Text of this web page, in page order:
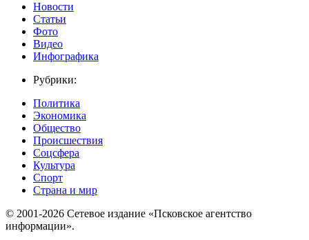
Новости
Статьи
Фото
Видео
Инфографика
Рубрики:
Политика
Экономика
Общество
Происшествия
Соцсфера
Культура
Спорт
Страна и мир
© 2001-2026 Сетевое издание «Псковское агентство
информации».